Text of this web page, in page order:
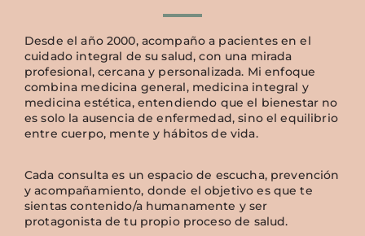
Desde el año 2000, acompaño a pacientes en el
cuidado integral de su salud, con una mirada
profesional, cercana y personalizada. Mi enfoque
combina medicina general, medicina integral y
medicina estética, entendiendo que el bienestar no
es solo la ausencia de enfermedad, sino el equilibrio
entre cuerpo, mente y hábitos de vida.
Cada consulta es un espacio de escucha, prevención
y acompañamiento, donde el objetivo es que te
sientas contenido/a humanamente y ser
protagonista de tu propio proceso de salud.